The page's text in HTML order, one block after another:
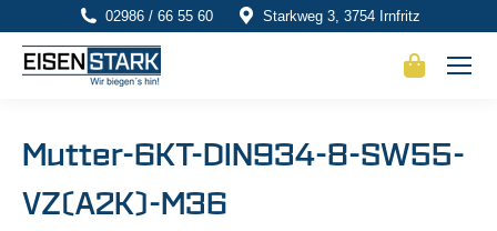
02986 / 66 55 60 Starkweg 3, 3754 Irnfritz
Mutter-6KT-DIN934-8-SW55-
VZ(A2K)-M36